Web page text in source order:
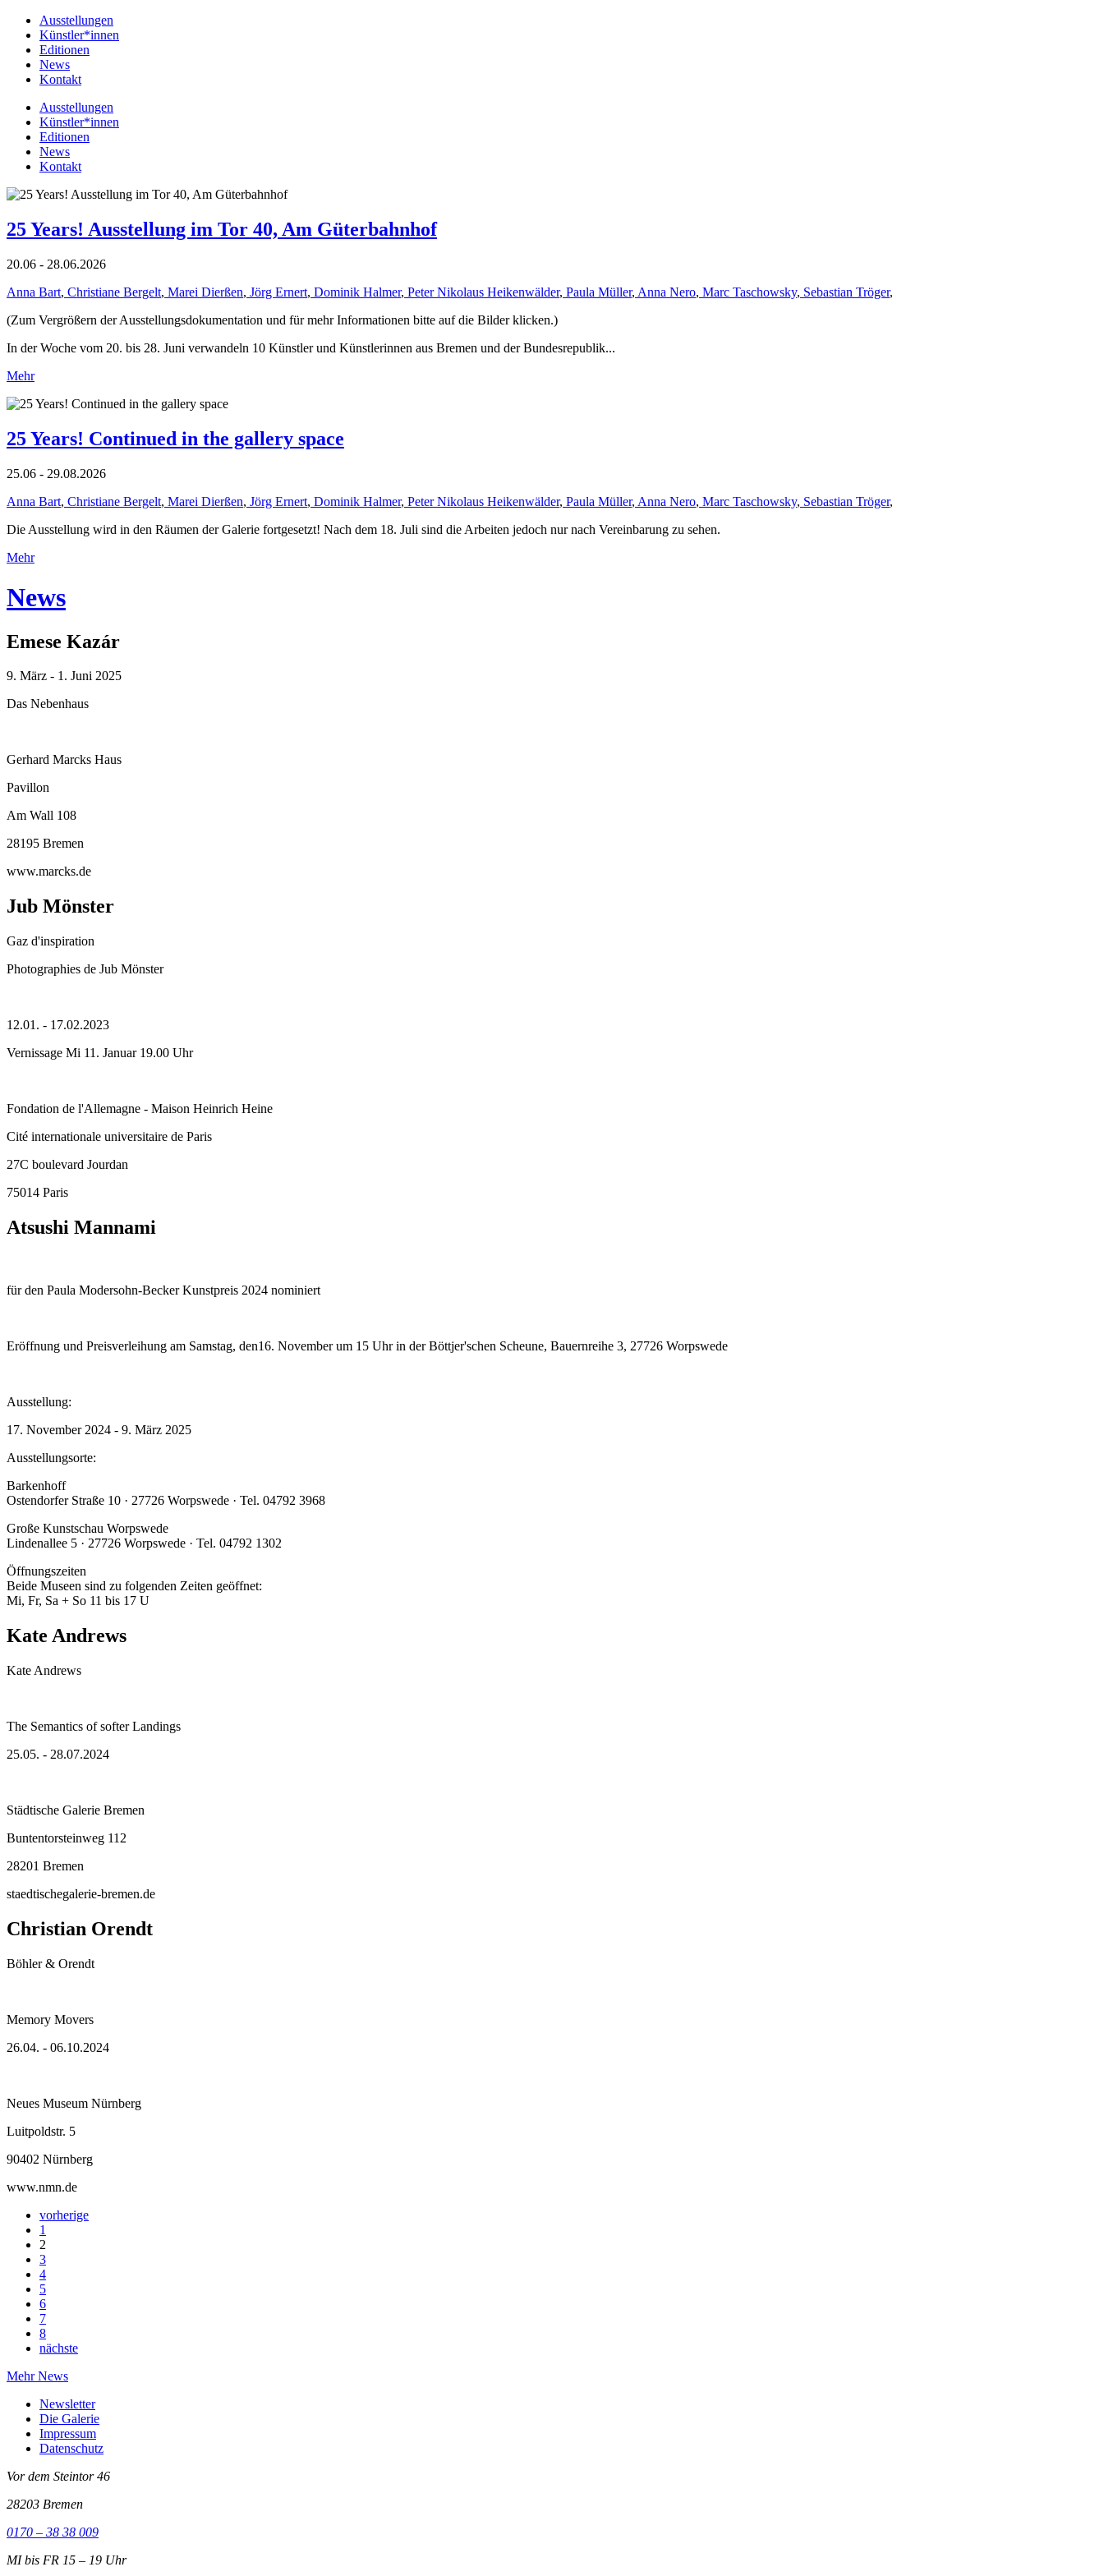
Ausstellungen
Künstler*innen
Editionen
News
Kontakt
Ausstellungen
Künstler*innen
Editionen
News
Kontakt
25 Years! Ausstellung im Tor 40, Am Güterbahnhof
20.06 - 28.06.2026
Anna Bart, Christiane Bergelt, Marei Dierßen, Jörg Ernert, Dominik Halmer, Peter Nikolaus Heikenwälder, Paula Müller, Anna Nero, Marc Taschowsky, Sebastian Tröger,
(Zum Vergrößern der Ausstellungsdokumentation und für mehr Informationen bitte auf die Bilder klicken.)
In der Woche vom 20. bis 28. Juni verwandeln 10 Künstler und Künstlerinnen aus Bremen und der Bundesrepublik...
Mehr
25 Years! Continued in the gallery space
25.06 - 29.08.2026
Anna Bart, Christiane Bergelt, Marei Dierßen, Jörg Ernert, Dominik Halmer, Peter Nikolaus Heikenwälder, Paula Müller, Anna Nero, Marc Taschowsky, Sebastian Tröger,
Die Ausstellung wird in den Räumen der Galerie fortgesetzt! Nach dem 18. Juli sind die Arbeiten jedoch nur nach Vereinbarung zu sehen.
Mehr
News
Emese Kazár
9. März - 1. Juni 2025
Das Nebenhaus
Gerhard Marcks Haus
Pavillon
Am Wall 108
28195 Bremen
www.marcks.de
Jub Mönster
Gaz d'inspiration
Photographies de Jub Mönster
12.01. - 17.02.2023
Vernissage Mi 11. Januar 19.00 Uhr
Fondation de l'Allemagne - Maison Heinrich Heine
Cité internationale universitaire de Paris
27C boulevard Jourdan
75014 Paris
Atsushi Mannami
für den Paula Modersohn-Becker Kunstpreis 2024 nominiert
Eröffnung und Preisverleihung am Samstag, den16. November um 15 Uhr in der Böttjer'schen Scheune, Bauernreihe 3, 27726 Worpswede
Ausstellung:
17. November 2024 - 9. März 2025
Ausstellungsorte:
Barkenhoff
Ostendorfer Straße 10 · 27726 Worpswede · Tel. 04792 3968
Große Kunstschau Worpswede
Lindenallee 5 · 27726 Worpswede · Tel. 04792 1302
Öffnungszeiten
Beide Museen sind zu folgenden Zeiten geöffnet:
Mi, Fr, Sa + So 11 bis 17 U
Kate Andrews
Kate Andrews
The Semantics of softer Landings
25.05. - 28.07.2024
Städtische Galerie Bremen
Buntentorsteinweg 112
28201 Bremen
staedtischegalerie-bremen.de
Christian Orendt
Böhler & Orendt
Memory Movers
26.04. - 06.10.2024
Neues Museum Nürnberg
Luitpoldstr. 5
90402 Nürnberg
www.nmn.de
vorherige
1
2
3
4
5
6
7
8
nächste
Mehr News
Newsletter
Die Galerie
Impressum
Datenschutz
Vor dem Steintor 46
28203 Bremen
0170 – 38 38 009
MI bis FR 15 – 19 Uhr